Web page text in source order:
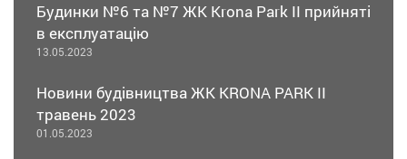
Будинки №6 та №7 ЖК Krona Park II прийняті
в експлуатацію
13.05.2023
Новини будівництва ЖК KRONA PARK II
травень 2023
01.05.2023